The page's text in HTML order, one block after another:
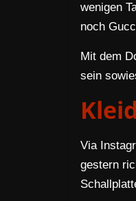
wenigen
noch
Mit dem
sein
Via
gestern